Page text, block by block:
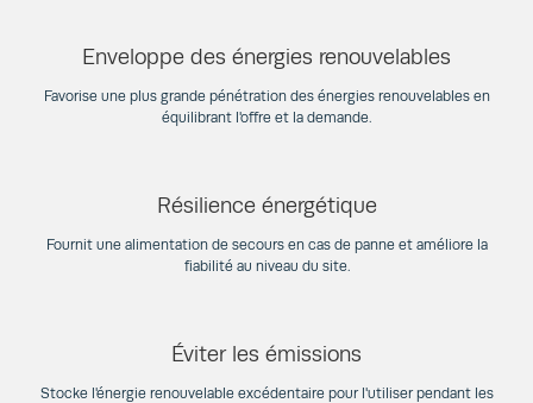
Enveloppe des énergies renouvelables
Favorise une plus grande pénétration des énergies renouvelables en
équilibrant l'offre et la demande.
Résilience énergétique
Fournit une alimentation de secours en cas de panne et améliore la
fiabilité au niveau du site.
Éviter les émissions
Stocke l'énergie renouvelable excédentaire pour l'utiliser pendant les